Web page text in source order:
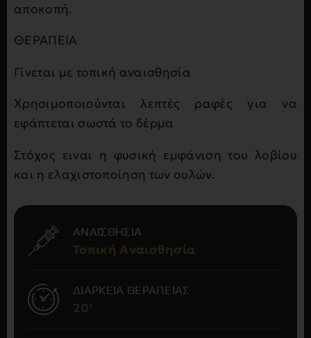
αποκοπή.
ΘΕΡΑΠΕΙΑ
Γίνεται με τοπική αναισθησία
Χρησιμοποιούνται λεπτές ραφές για να
εφάπτεται σωστά το δέρμα
Στόχος ειναι η φυσική εμφάνιση του λοβίου
και η ελαχιστοποίηση των ουλών.
ΑΝΑΙΣΘΗΣΙΑ
Τοπική Αναισθησία
ΔΙΑΡΚΕΙΑ ΘΕΡΑΠΕΙΑΣ
20'